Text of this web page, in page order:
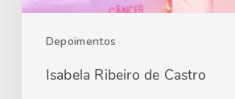
Depoimentos
Isabela Ribeiro de Castro